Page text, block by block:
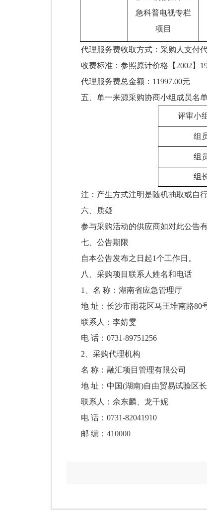
急科普电视专栏
项目
代理服务费收取方式：采购人支付
收费标准：参照原计价格【 2002】
代理服务费总金额： 11997.00元
五、单一来源采购协商小组成员名
评审小
组
组
组
注：产生方式注明是随机抽取或自
六、质疑
参与采购活动的供应商如对此公告
七、公告期限
自本公告发布之 日起1个工作日。
八、采购项目联系人姓名和电话
1
、名 称：湖南省应急管理厅
地 址：长沙市雨花区马王堆南路80
联系人：李婧雯
电 话：0731-89751256
2、采购代理机构
名 称：融汇项目管理有限公司
地 址：中国(湖南)自由贸易试验区
联系人：佘东麟、龙千妮
电 话：0731-82041910
邮 编：410000